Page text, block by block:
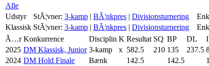
Alle
Udstyr
StÃ¦vner: 3-kamp | BÃ¦nkpres | Divisionsturnering
Klassisk StÃ¦vner: 3-kamp | BÃ¦nkpres | Divisionsturnering
Ã…r Konkurrence Disciplin K Resultat SQ BP DL
2025 DM Klassisk, Junior 3-kamp x 582.5 210 135 237.5
2024 DM Hold Finale Bænk 142.5 142.5